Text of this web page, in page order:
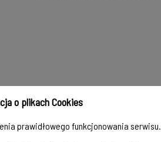
o plikach Cookies
prawidłowego funkcjonowania serwisu.